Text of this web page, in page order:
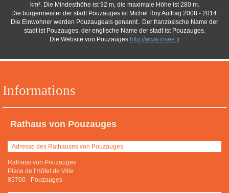
Informations
Rathaus von Pouzauges
Adresse des Rathauses von Pouzauges
Rathaus von Pouzauges
Place de l'Hôtel de Ville
85700 - Pouzauges
km². Die Mindesthöhe ist 92 m, die maximale Höhe ist 280 m.
Die bürgermeister der stadt Pouzauges ist Michel Roy Auftrag 2008 - 2014.
Die Einwohner werden Pouzaugeais genannt.. Der französische Name der
stadt ist Pouzauges, der englische Name der stadt ist Pouzauges.
Die Website von Pouzauges http://www.insee.fr